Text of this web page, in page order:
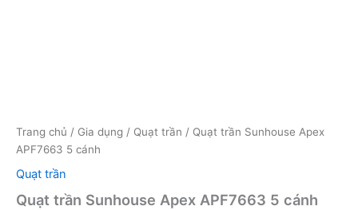
Trang chủ / Gia dụng / Quạt trần / Quạt trần Sunhouse Apex
APF7663 5 cánh
Quạt trần
Quạt trần Sunhouse Apex APF7663 5 cánh